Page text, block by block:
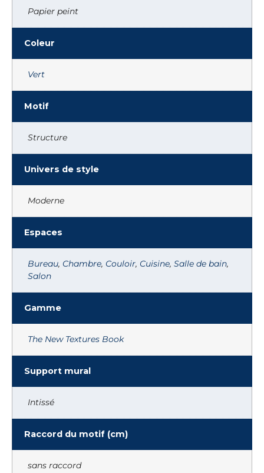
Papier peint
Coleur
Vert
Motif
Structure
Univers de style
Moderne
Espaces
Bureau, Chambre, Couloir, Cuisine, Salle de bain,
Salon
Gamme
The New Textures Book
Support mural
Intissé
Raccord du motif (cm)
sans raccord